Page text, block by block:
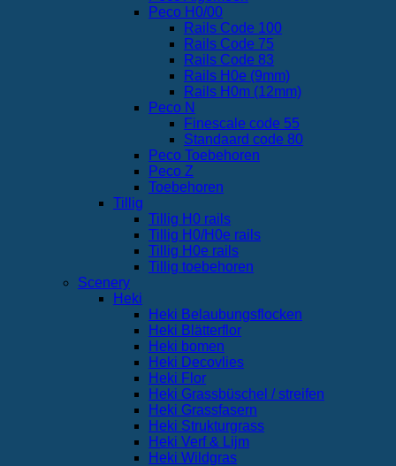
Peco H0/00
Rails Code 100
Rails Code 75
Rails Code 83
Rails H0e (9mm)
Rails H0m (12mm)
Peco N
Finescale code 55
Standaard code 80
Peco Toebehoren
Peco Z
Toebehoren
Tillig
Tillig H0 rails
Tillig H0/H0e rails
Tillig H0e rails
Tillig toebehoren
Scenery
Heki
Heki Belaubungsflocken
Heki Blätterflor
Heki bomen
Heki Decovlies
Heki Flor
Heki Grassbüschel / streifen
Heki Grassfasern
Heki Strukturgrass
Heki Verf & Lijm
Heki Wildgras